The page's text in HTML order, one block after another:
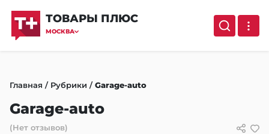
ТОВАРЫ ПЛЮС
МОСКВА
Главная / Рубрики /Garage-auto
Garage-auto
(Нет отзывов)